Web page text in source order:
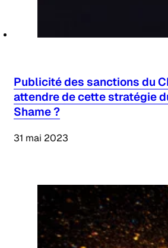
Publicité des sanctions du
attendre de cette stratégie
Shame ?
31 mai 2023